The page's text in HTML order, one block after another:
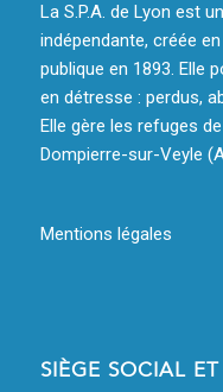
La S.P.A. de Lyon est
indépendante, créée
publique en 1893. Elle
en détresse : perdus,
Elle gère les refuges
Dompierre-sur-Veyle
Mentions légales
SIÈGE SOCIAL